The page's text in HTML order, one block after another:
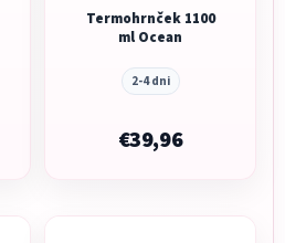
Termohrnček 1100
ml Ocean
2-4 dni
€39,96